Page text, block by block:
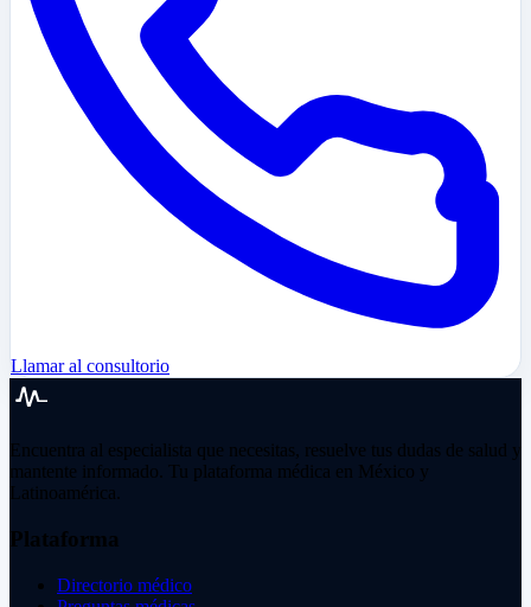
Llamar al consultorio
Encuentra al especialista que necesitas, resuelve tus dudas de salud y
mantente informado. Tu plataforma médica en México y
Latinoamérica.
Plataforma
Directorio médico